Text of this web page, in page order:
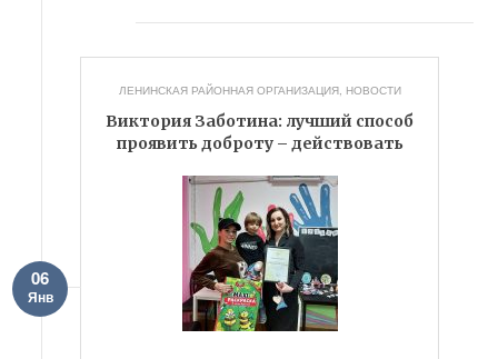
ЛЕНИНСКАЯ РАЙОННАЯ ОРГАНИЗАЦИЯ, НОВОСТИ
Виктория Заботина: лучший способ
проявить доброту – действовать
06
Янв